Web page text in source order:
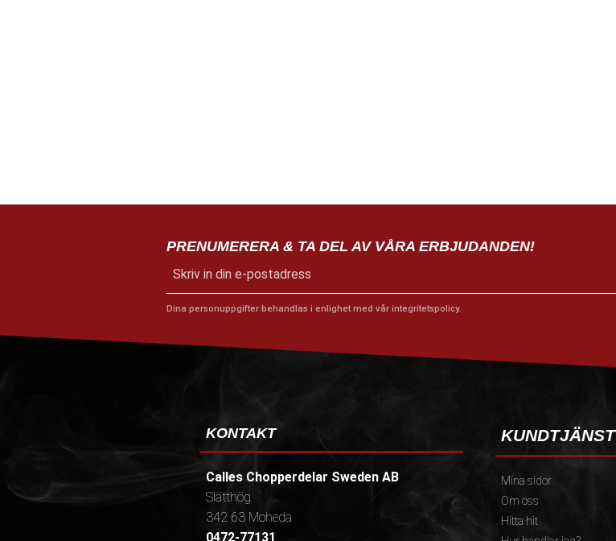
PRENUMERERA & TA DEL AV VÅRA ERBJUDANDEN!
Dina personuppgifter behandlas i enlighet med vår integritetspolicy.
KONTAKT
Calles Chopperdelar Sweden AB
Slätthög
342 63 Moheda
0472-77131
KUNDTJÄNST
Mina sidor
Om oss
Hitta hit